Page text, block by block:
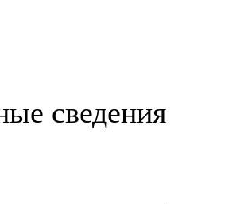
сведения